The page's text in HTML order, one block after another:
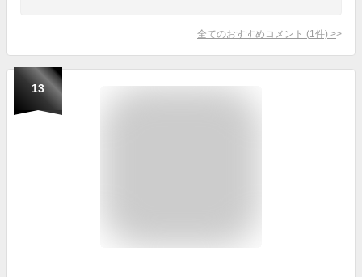
全てのおすすめコメント (1 件) >
13